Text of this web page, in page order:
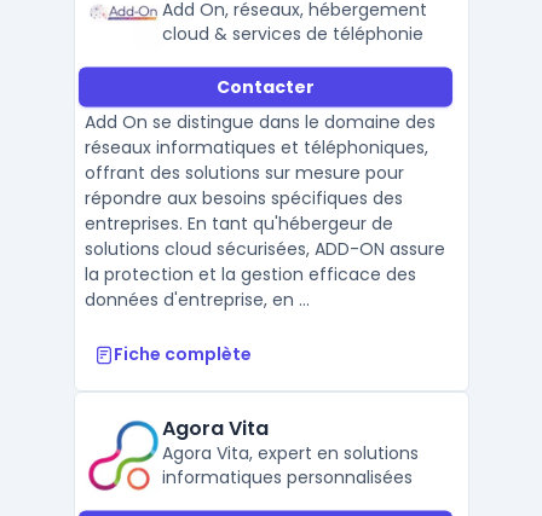
Add On, réseaux, hébergement
cloud & services de téléphonie
Contacter
Add On se distingue dans le domaine des
réseaux informatiques et téléphoniques,
offrant des solutions sur mesure pour
répondre aux besoins spécifiques des
entreprises. En tant qu'hébergeur de
solutions cloud sécurisées, ADD-ON assure
la protection et la gestion efficace des
données d'entreprise, en ...
Fiche complète
Agora Vita
Agora Vita, expert en solutions
informatiques personnalisées